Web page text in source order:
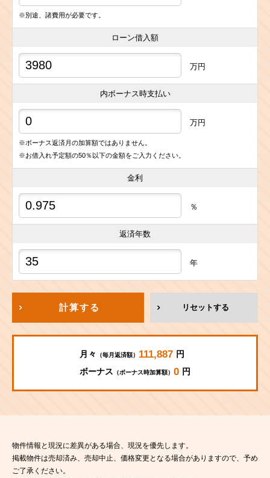
※別途、諸費用が必要です。
ローン借入額
万円
内ボーナス時支払い
万円
※ボーナス返済月の加算額ではありません。
※お借入れ予定額の50％以下の金額をご入力ください。
金利
％
返済年数
年
計算する リセットする
月々 （毎月返済額） 111,887 円
ボーナス （ボーナス時加算額） 0 円
物件情報と現況に差異がある場合、現況を優先します。
掲載物件は売却済み、売却中止、価格変更となる場合がありますので、予め
ご了承ください。